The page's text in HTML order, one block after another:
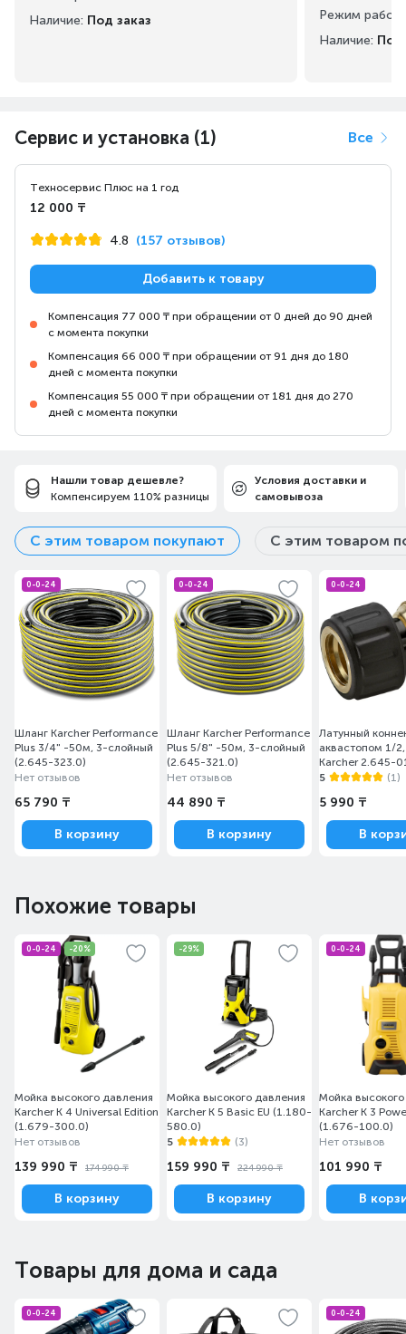
Наличие: Под заказ
Режим
Наличие: Под
Сервис и установка (1) Все
Техносервис Плюс на 1 год
12 000 ₸
4.8 (157 отзывов)
Добавить к товару
Компенсация 77 000 ₸ при обращении от 0 дней до 90 дней
с момента покупки
Компенсация 66 000 ₸ при обращении от 91 дня до 180
дней с момента покупки
Компенсация 55 000 ₸ при обращении от 181 дня до 270
дней с момента покупки
Нашли товар дешевле?
Компенсируем 110% разницы
Условия доставки и
самовывоза
С этим товаром покупают С этим товаром
0-0-24
Шланг Karcher Performance
Plus 3/4" -50м, 3-слойный
(2.645-323.0)
Нет отзывов
65 790 ₸
В корзину
0-0-24
Шланг Karcher Performance
Plus 5/8" -50м, 3-слойный
(2.645-321.0)
Нет отзывов
44 890 ₸
В корзину
0-0-24
Латунный
аквастопом 1/
Karcher 2.645-
5
(1)
5 990 ₸
В
Похожие товары
0-0-24 -20%
Мойка высокого давления
Karcher K 4 Universal Edition
(1.679-300.0)
Нет отзывов
139 990 ₸ 174 990 ₸
В корзину
-29%
Мойка высокого давления
Karcher K 5 Basic EU (1.180-
580.0)
5
(3)
159 990 ₸ 224 990 ₸
В корзину
0-0-24
Мойка
Karcher K 3
(1.676-100.0)
Нет отзывов
101 990 ₸
В
Товары для дома и сада
0-0-24 0-0-24